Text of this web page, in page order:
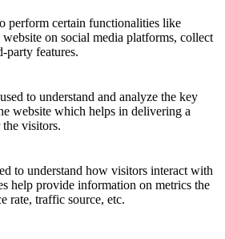
perform certain functionalities like
on social media platforms, collect
party features.
to understand and analyze the key
website which helps in delivering a
the visitors.
to understand how visitors interact with
help provide information on metrics the
rate, traffic source, etc.